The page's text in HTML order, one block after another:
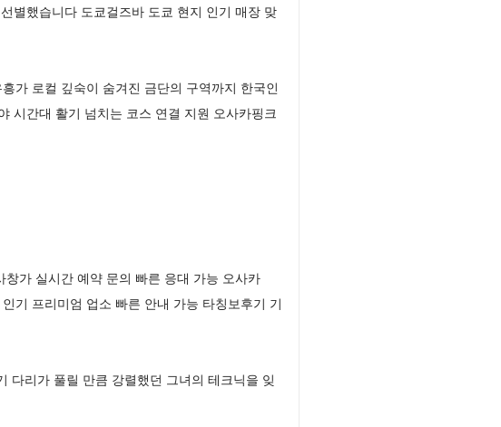
별했습니다 도쿄걸즈바 도쿄 현지 인기 매장 맞
가 로컬 깊숙이 숨겨진 금단의 구역까지 한국인
시간대 활기 넘치는 코스 연결 지원 오사카핑크
가 실시간 예약 문의 빠른 응대 가능 오사카
기 프리미엄 업소 빠른 안내 가능 타칭보후기 기
다리가 풀릴 만큼 강렬했던 그녀의 테크닉을 잊